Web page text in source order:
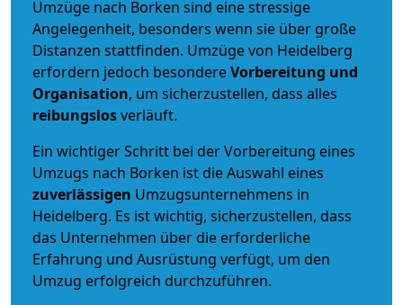
Umzüge nach Borken sind eine stressige
Angelegenheit, besonders wenn sie über große
Distanzen stattfinden. Umzüge von Heidelberg
erfordern jedoch besondereVorbereitung und
Organisation, um sicherzustellen, dass alles
reibungslosverläuft.
Ein wichtiger Schritt bei der Vorbereitung eines
Umzugs nach Borken ist die Auswahl eines
zuverlässigen Umzugsunternehmens in
Heidelberg. Es ist wichtig, sicherzustellen, dass
das Unternehmen über die erforderliche
Erfahrung und Ausrüstung verfügt, um den
Umzug erfolgreich durchzuführen.